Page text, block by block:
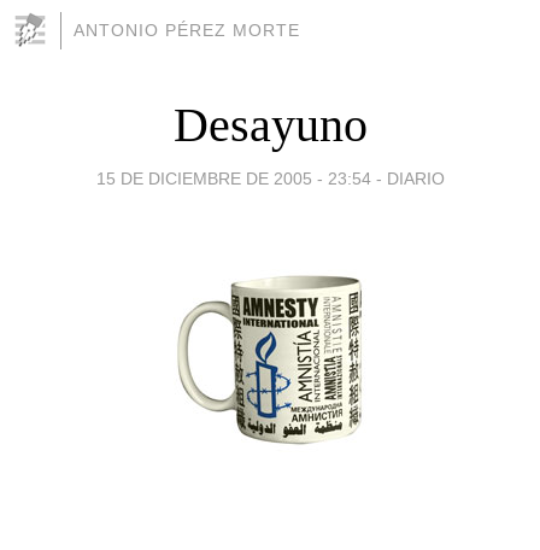
ANTONIO PÉREZ MORTE
Desayuno
15 DE DICIEMBRE DE 2005 - 23:54 - DIARIO